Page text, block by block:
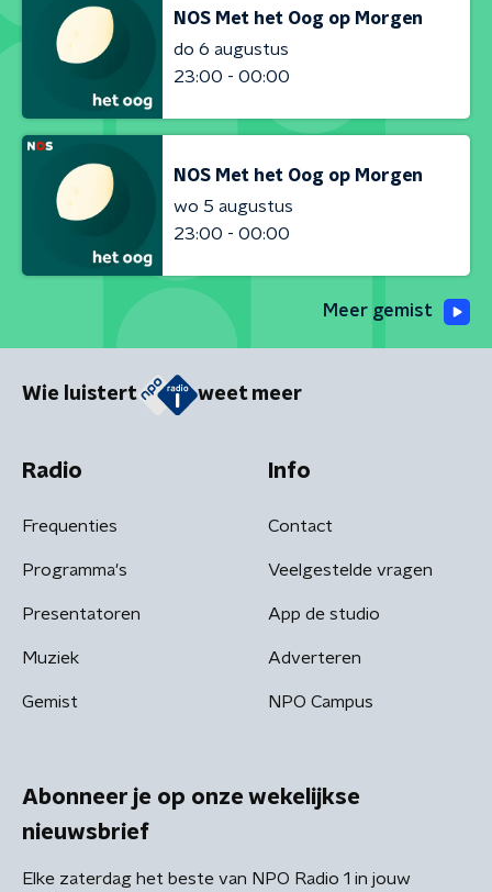
NOS Met het Oog op Morgen
do 6 augustus
23:00 - 00:00
NOS Met het Oog op Morgen
wo 5 augustus
23:00 - 00:00
Meer gemist
Wie luistert weet meer
Radio
Frequenties
Programma's
Presentatoren
Muziek
Gemist
Info
Contact
Veelgestelde vragen
App de studio
Adverteren
NPO Campus
Abonneer je op onze wekelijkse
nieuwsbrief
Elke zaterdag het beste van NPO Radio 1 in jouw